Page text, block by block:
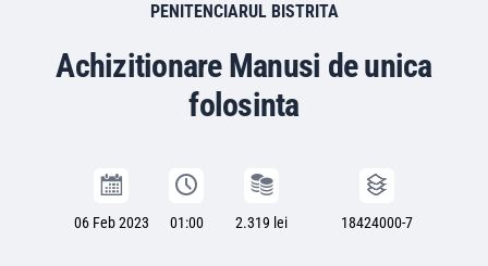
PENITENCIARUL BISTRITA
Achizitionare Manusi de unica
folosinta
06 Feb 2023 01:00 2.319 lei 18424000-7